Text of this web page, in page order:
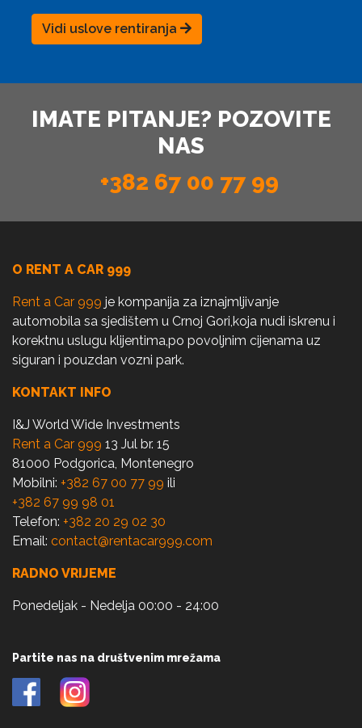
Vidi uslove rentiranja
IMATE PITANJE? POZOVITE
NAS
+382 67 00 77 99
O RENT A CAR 999
Rent a Car 999 je kompanija za iznajmljivanje
automobila sa sjedištem u Crnoj Gori,koja nudi iskrenu i
korektnu uslugu klijentima,po povoljnim cijenama uz
siguran i pouzdan vozni park.
KONTAKT INFO
I&J World Wide Investments
Rent a Car 999 13 Jul br. 15
81000 Podgorica, Montenegro
Mobilni: +382 67 00 77 99 ili
+382 67 99 98 01
Telefon: +382 20 29 02 30
Email: contact@rentacar999.com
RADNO VRIJEME
Ponedeljak - Nedelja 00:00 - 24:00
Partite nas na društvenim mrežama